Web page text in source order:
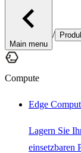
Main menu
/
Compute
Edge
Lagern Sie
einsetzbaren